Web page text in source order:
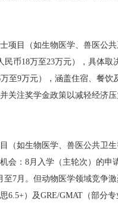
项目（如生物医学、兽医公
民币18万至23万元），具体
至9万元），涵盖住宿、餐
关注奖学金政策以减轻经济压
（如生物医学、兽医公共卫
会：8月入学（主轮次）的申
至7月。但动物医学领域竞争
6.5+）及GRE/GMAT（部分